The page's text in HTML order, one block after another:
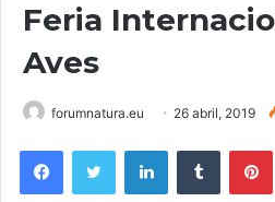
Feria
Aves
forumnatura.eu 26 abril, 2019
FacebookTwitter LinkedInTumblr